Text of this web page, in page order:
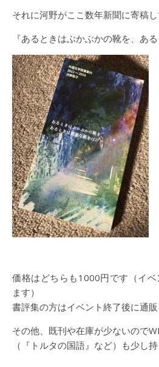
それに河野がここ数年新聞に寄稿
『あるときはぶかぶかの靴を、あ
価格はどちらも1000円です（イ
ます）
書評集の方はイベント終了後に通販
その他、既刊や在庫が少ないので
（『トルタの国語』など）も少し持